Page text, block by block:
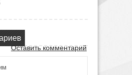
Оставить комментарий